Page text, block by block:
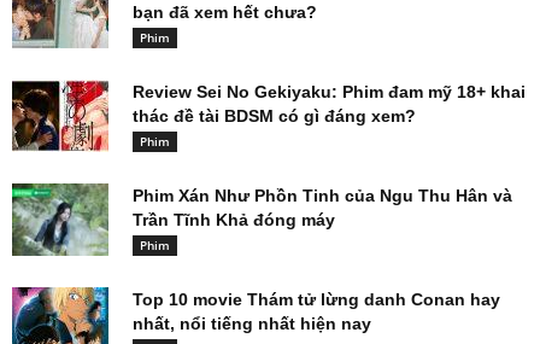
bạn đã xem hết chưa?
Phim
Review Sei No Gekiyaku: Phim đam mỹ 18+ khai
thác đề tài BDSM có gì đáng xem?
Phim
Phim Xán Như Phồn Tinh của Ngu Thu Hân và
Trần Tĩnh Khả đóng máy
Phim
Top 10 movie Thám tử lừng danh Conan hay
nhất, nổi tiếng nhất hiện nay